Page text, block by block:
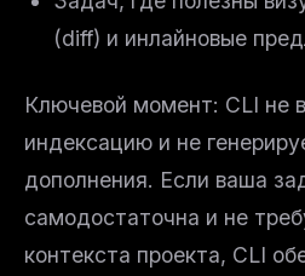
(diff) и инлайновые
Ключевой момент: CLI не
индексацию и не
дополнения. Если ваша
самодостаточна и не
контекста проекта, CLI